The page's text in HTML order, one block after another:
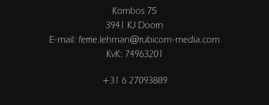
Kombos 75
3941 KJ Doorn
E-mail: ferrie.lehman@rubicom-media.com
KvK: 74963201
+31 6 27093889